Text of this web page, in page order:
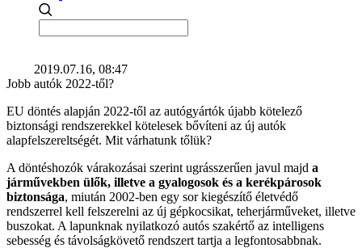
2019.07.16, 08:47
Jobb autók 2022-től?
EU döntés alapján 2022-től az autógyártók újabb kötelező
biztonsági rendszerekkel kötelesek bővíteni az új autók
alapfelszereltségét. Mit várhatunk tőlük?
A döntéshozók várakozásai szerint ugrásszerűen javul majd a
járművekben ülők, illetve a gyalogosok és a kerékpárosok
biztonsága, miután 2002-ben egy sor kiegészítő életvédő
rendszerrel kell felszerelni az új gépkocsikat, teherjárműveket, illetve
buszokat. A lapunknak nyilatkozó autós szakértő az intelligens
sebesség és távolságkövető rendszert tartja a legfontosabbnak.